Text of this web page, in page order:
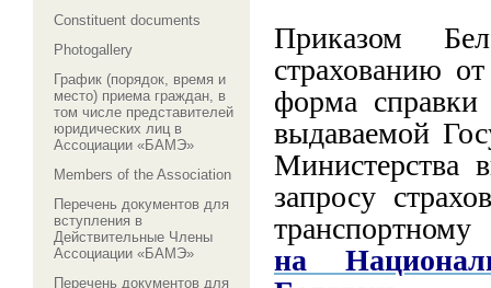
Сonstituent documents
Photogallery
График (порядок, время и
место) приема граждан, в
том числе представителей
юридических лиц в
Ассоциации «БАМЭ»
Members of the Association
Перечень документов для
вступления в
Действительные Члены
Ассоциации «БАМЭ»
Перечень документов для
Приказом
страхованию
форма справки
выдаваемой
Министерства
запросу
на